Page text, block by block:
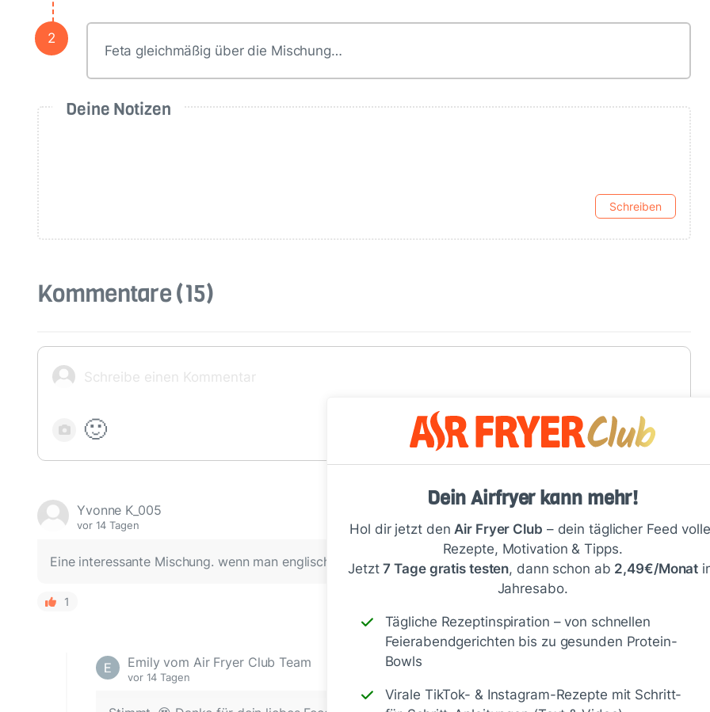
Dein Airfryer kann mehr!
Hol dir jetzt den Air Fryer Club – dein täglicher Feed
Rezepte, Motivation & Tipps.
Jetzt7 Tage gratis testen, dann schon ab 2,49€/Monat
Jahresabo.
Tägliche Rezeptinspiration – von schnellen
Feierabendgerichten bis zu gesunden Protein-
Bowls
Virale TikTok- & Instagram-Rezepte mit Schritt-
2
Feta gleichmäßig über die Mischung…
Deine Notizen
Schreiben
Kommentare(15)
🙂 1500 Speichern
Yvonne K_005
vor 14 Tagen
Eine interessante Mischung. wenn man englische Küche mag. sehr einfaches Rezept
1
Emily vom Air Fryer Club Team
vor 14 Tagen